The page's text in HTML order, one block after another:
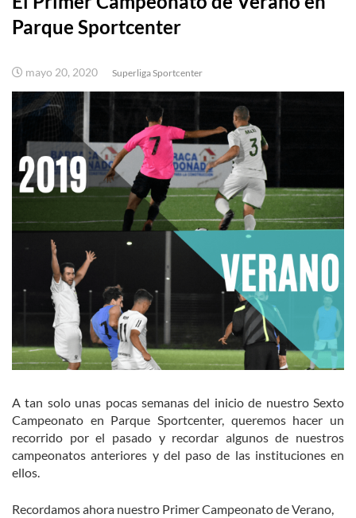
Parque Sportcenter
mayo 20, 2020 Superliga Sportcenter
A tan solo unas pocas semanas del inicio de nuestro Sexto
Campeonato en Parque Sportcenter, queremos hacer un
recorrido por el pasado y recordar algunos de nuestros
campeonatos anteriores y del paso de las instituciones en
ellos.
Recordamos ahora nuestro Primer Campeonato de Verano,